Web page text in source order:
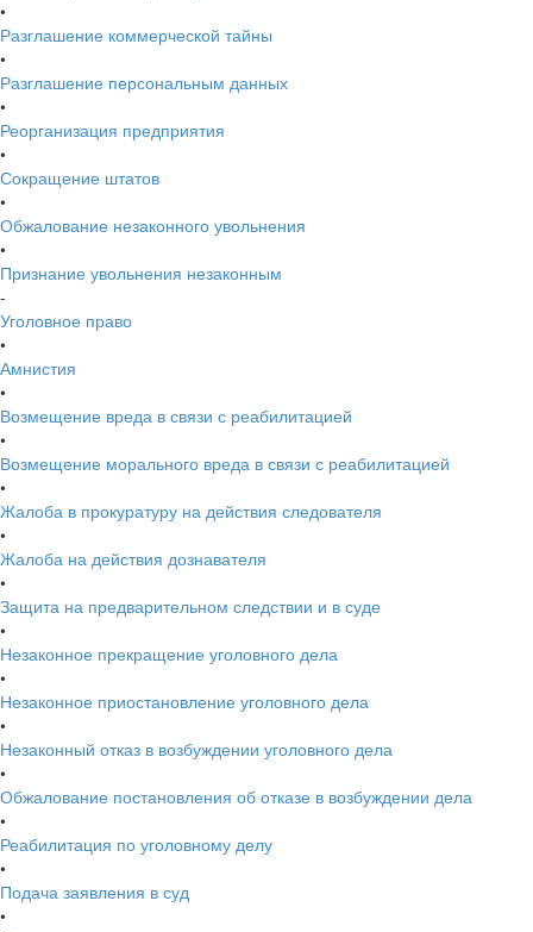
•
Разглашение коммерческой тайны
•
Разглашение персональным данных
•
Реорганизация предприятия
•
Сокращение штатов
•
Обжалование незаконного увольнения
•
Признание увольнения незаконным
-
Уголовное право
•
Амнистия
•
Возмещение вреда в связи с реабилитацией
•
Возмещение морального вреда в связи с реабилитацией
•
Жалоба в прокуратуру на действия следователя
•
Жалоба на действия дознавателя
•
Защита на предварительном следствии и в суде
•
Незаконное прекращение уголовного дела
•
Незаконное приостановление уголовного дела
•
Незаконный отказ в возбуждении уголовного дела
•
Обжалование постановления об отказе в возбуждении дела
•
Реабилитация по уголовному делу
•
Подача заявления в суд
•